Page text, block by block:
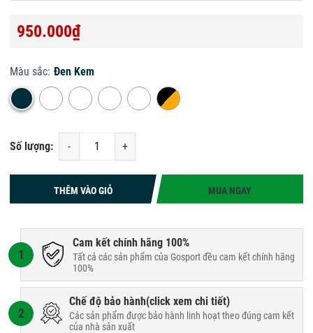
950.000₫
Màu sắc: Đen Kem
Số lượng: - +
THÊM VÀO GIỎ MUA NGAY
1
Cam kết chính hãng 100%
Tất cả các sản phẩm của Gosport đều cam kết chính hãng
100%
2
Chế độ bảo hành(click xem chi tiết)
Các sản phẩm được bảo hành linh hoạt theo đúng cam kết
của nhà sản xuất